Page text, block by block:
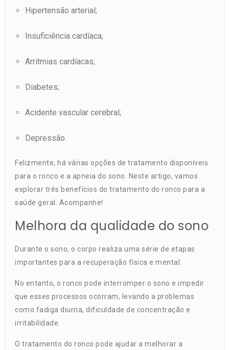
Hipertensão arterial;
Insuficiência cardíaca;
Arritmias cardíacas;
Diabetes;
Acidente vascular cerebral;
Depressão.
Felizmente, há várias opções de tratamento disponíveis
para o ronco e a apneia do sono. Neste artigo, vamos
explorar três benefícios do tratamento do ronco para a
saúde geral. Acompanhe!
Melhora da qualidade do sono
Durante o sono, o corpo realiza uma série de etapas
importantes para a recuperação física e mental.
No entanto, o ronco pode interromper o sono e impedir
que esses processos ocorram, levando a problemas
como fadiga diurna, dificuldade de concentração e
irritabilidade.
O tratamento do ronco pode ajudar a melhorar a